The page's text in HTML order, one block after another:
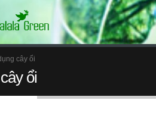
cây ổi
ổi